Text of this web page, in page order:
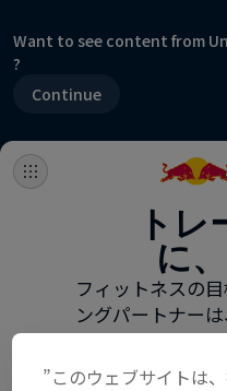
Want to see content from
?
Continue
”このウェブサイトは